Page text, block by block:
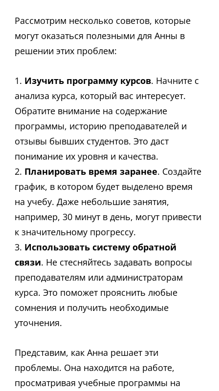
Рассмотрим несколько советов, которые
могут оказаться полезными для Анны в
решении этих проблем:
1. Изучить программу курсов. Начните с
анализа курса, который вас интересует.
Обратите внимание на содержание
программы, историю преподавателей и
отзывы бывших студентов. Это даст
понимание их уровня и качества.
2. Планировать время заранее. Создайте
график, в котором будет выделено время
на учебу. Даже небольшие занятия,
например, 30 минут в день, могут привести
к значительному прогрессу.
3. Использовать систему обратной
связи. Не стесняйтесь задавать вопросы
преподавателям или администраторам
курса. Это поможет прояснить любые
сомнения и получить необходимые
уточнения.
Представим, как Анна решает эти
проблемы. Она находится на работе,
просматривая учебные программы на